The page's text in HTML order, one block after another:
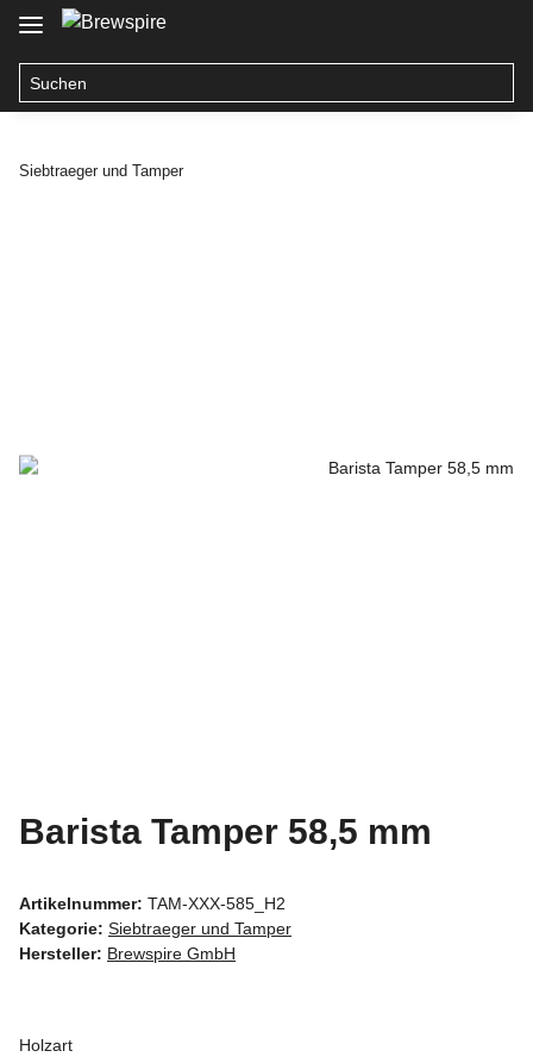
Siebtraeger und Tamper
Barista Tamper 58,5 mm
Artikelnummer: TAM-XXX-585_H2
Kategorie: Siebtraeger und Tamper
Hersteller: Brewspire GmbH
Holzart